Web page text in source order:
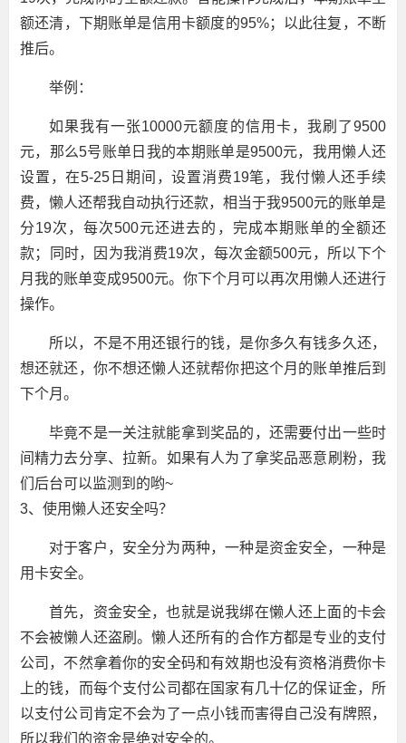
额还清，下期账单是信用卡额度的95%；以此往复，不断
推后。
举例：
如果我有一张10000元额度的信用卡，我刷了9500
元，那么5号账单日我的本期账单是9500元，我用懒人还
设置，在5-25日期间，设置消费19笔，我付懒人还手续
费，懒人还帮我自动执行还款，相当于我9500元的账单是
分19次，每次500元还进去的，完成本期账单的全额还
款；同时，因为我消费19次，每次金额500元，所以下个
月我的账单变成9500元。你下个月可以再次用懒人还进行
操作。
所以，不是不用还银行的钱，是你多久有钱多久还，
想还就还，你不想还懒人还就帮你把这个月的账单推后到
下个月。
毕竟不是一关注就能拿到奖品的，还需要付出一些时
间精力去分享、拉新。如果有人为了拿奖品恶意刷粉，我
们后台可以监测到的哟~
3、使用懒人还安全吗？
对于客户，安全分为两种，一种是资金安全，一种是
用卡安全。
首先，资金安全，也就是说我绑在懒人还上面的卡会
不会被懒人还盗刷。懒人还所有的合作方都是专业的支付
公司，不然拿着你的安全码和有效期也没有资格消费你卡
上的钱，而每个支付公司都在国家有几十亿的保证金，所
以支付公司肯定不会为了一点小钱而害得自己没有牌照，
所以我们的资金是绝对安全的。